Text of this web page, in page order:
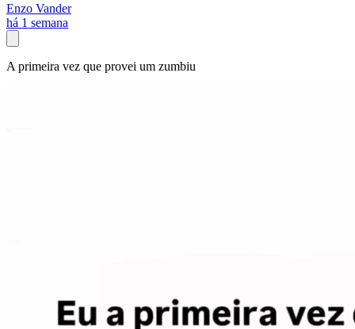
Enzo Vander
há 1 semana
A primeira vez que provei um zumbiu